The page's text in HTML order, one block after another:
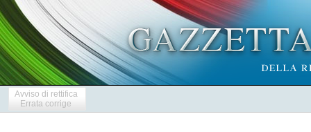
Avviso di rettifica
Errata corrige